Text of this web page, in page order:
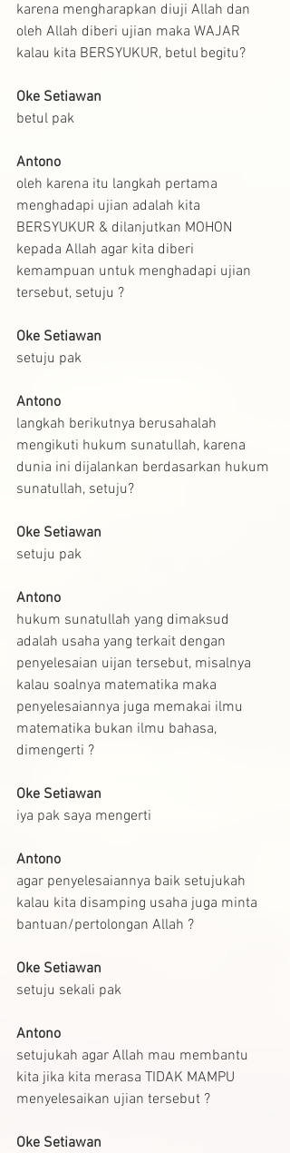
karena mengharapkan diuji Allah dan
oleh Allah diberi ujian maka WAJAR
kalau kita BERSYUKUR, betul begitu?
Oke Setiawan
betul pak
Antono
oleh karena itu langkah pertama
menghadapi ujian adalah kita
BERSYUKUR & dilanjutkan MOHON
kepada Allah agar kita diberi
kemampuan untuk menghadapi ujian
tersebut, setuju ?
Oke Setiawan
setuju pak
Antono
langkah berikutnya berusahalah
mengikuti hukum sunatullah, karena
dunia ini dijalankan berdasarkan hukum
sunatullah, setuju?
Oke Setiawan
setuju pak
Antono
hukum sunatullah yang dimaksud
adalah usaha yang terkait dengan
penyelesaian uijan tersebut, misalnya
kalau soalnya matematika maka
penyelesaiannya juga memakai ilmu
matematika bukan ilmu bahasa,
dimengerti ?
Oke Setiawan
iya pak saya mengerti
Antono
agar penyelesaiannya baik setujukah
kalau kita disamping usaha juga minta
bantuan/pertolongan Allah ?
Oke Setiawan
setuju sekali pak
Antono
setujukah agar Allah mau membantu
kita jika kita merasa TIDAK MAMPU
menyelesaikan ujian tersebut ?
Oke Setiawan